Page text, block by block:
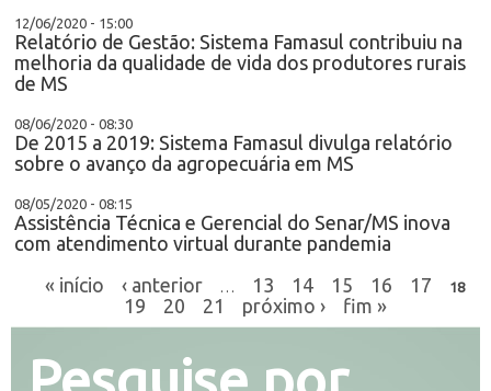
12/06/2020 - 15:00
Relatório de Gestão: Sistema Famasul contribuiu na
melhoria da qualidade de vida dos produtores rurais
de MS
08/06/2020 - 08:30
De 2015 a 2019: Sistema Famasul divulga relatório
sobre o avanço da agropecuária em MS
08/05/2020 - 08:15
Assistência Técnica e Gerencial do Senar/MS inova
com atendimento virtual durante pandemia
« início
‹ anterior 13 14 15 16 17 18
19 20 21 próximo › fim »